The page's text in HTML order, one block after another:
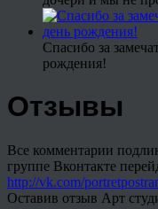
Спасибо за
рождения!
Отзывы
Все комментарии
группе Вконтакте
http://vk.com/
Оставив отзыв Арт